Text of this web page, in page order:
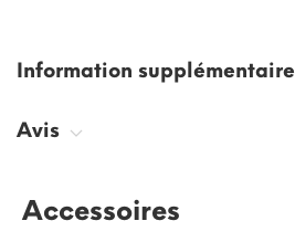
Information supplémentaire
Avis
Accessoires